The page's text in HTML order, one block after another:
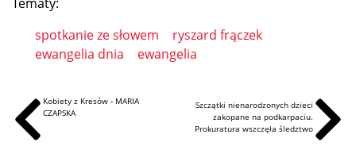
spotkanie ze słowem
ryszard frączek
ewangelia dnia
ewangelia
Kobiety z Kresów - MARIA
CZAPSKA
Szczątki nienarodzonych dzieci
zakopane na podkarpaciu.
Prokuratura wszczęła śledztwo